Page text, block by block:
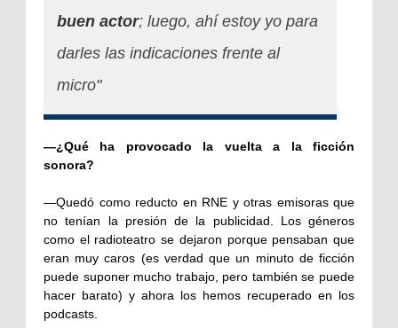
buen actor; luego, ahí estoy yo para
darles las indicaciones frente al
micro"
—¿Qué ha provocado la vuelta a la ficción
sonora?
—Quedó como reducto en RNE y otras emisoras que
no tenían la presión de la publicidad. Los géneros
como el radioteatro se dejaron porque pensaban que
eran muy caros (es verdad que un minuto de ficción
puede suponer mucho trabajo, pero también se puede
hacer barato) y ahora los hemos recuperado en los
podcasts.